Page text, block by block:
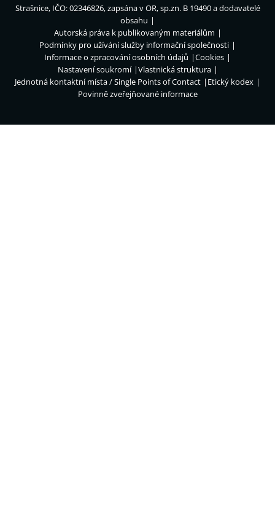
Strašnice, IČO: 02346826, zapsána v OR, sp.zn. B 19490 a dodavatelé
obsahu
Autorská práva k publikovaným materiálům
Podmínky pro užívání služby informační společnosti
Informace o zpracování osobních údajů
Cookies
Nastavení soukromí
Vlastnická struktura
Jednotná kontaktní místa / Single Points of Contact
Etický kodex
Povinně zveřejňované informace